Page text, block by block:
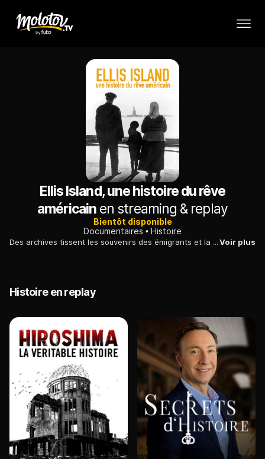
Ellis Island, une histoire du rêve
américainen streaming & replay
Bientôt disponible
Documentaires
Histoire
Des archives tissent les souvenirs des émigrants et la parole des historiens pour un voyage dans la mémoire du melting-pot américain, de 1892 à 1954.Voir plus
Histoire en replay